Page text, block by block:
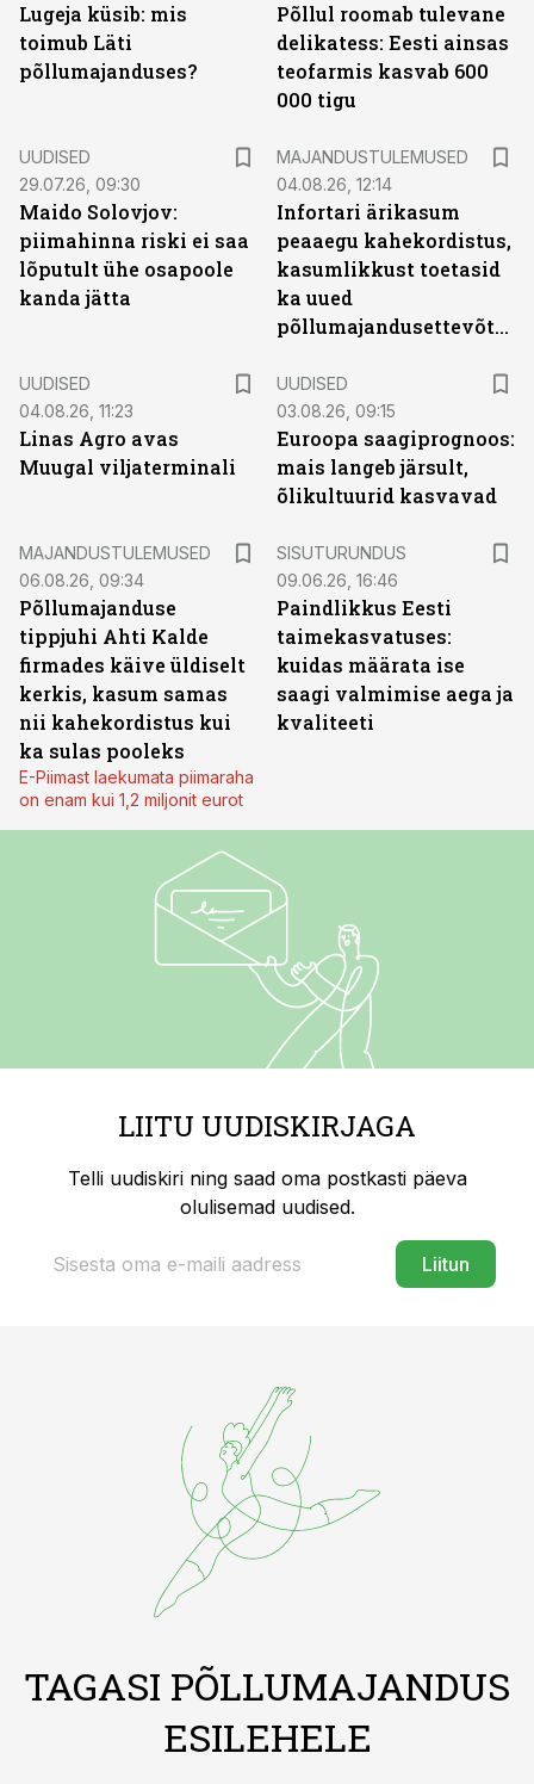
Lugeja küsib: mis
toimub Läti
põllumajanduses?
Põllul roomab tulevane
delikatess: Eesti ainsas
teofarmis kasvab 600
000 tigu
UUDISED
29.07.26, 09:30
Maido Solovjov:
piimahinna riski ei saa
lõputult ühe osapoole
kanda jätta
MAJANDUSTULEMUSED
04.08.26, 12:14
Infortari ärikasum
peaaegu kahekordistus,
kasumlikkust toetasid
ka uued
põllumajandusettevõtted
UUDISED
04.08.26, 11:23
Linas Agro avas
Muugal viljaterminali
UUDISED
03.08.26, 09:15
Euroopa saagiprognoos:
mais langeb järsult,
õlikultuurid kasvavad
MAJANDUSTULEMUSED
06.08.26, 09:34
Põllumajanduse
tippjuhi Ahti Kalde
firmades käive üldiselt
kerkis, kasum samas
nii kahekordistus kui
ka sulas pooleks
E-Piimast laekumata piimaraha
on enam kui 1,2 miljonit eurot
SISUTURUNDUS
09.06.26, 16:46
Paindlikkus Eesti
taimekasvatuses:
kuidas määrata ise
saagi valmimise aega ja
kvaliteeti
LIITU UUDISKIRJAGA
Telli uudiskiri ning saad oma postkasti päeva
olulisemad uudised.
Liitun
TAGASI PÕLLUMAJANDUS
ESILEHELE